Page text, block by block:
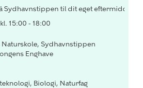
Sydhavnstippen til dit eget
15:00 - 18:00
Naturskole, Sydhavnstippen
Enghave
Biologi, Naturfag